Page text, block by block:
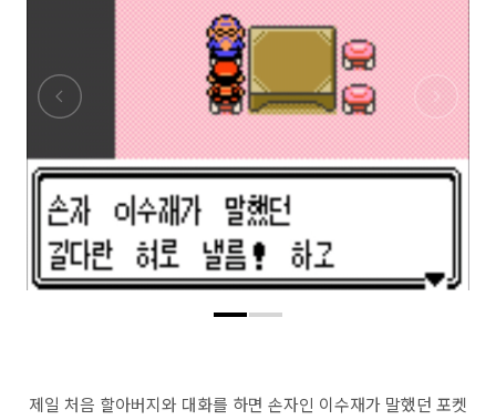
제일 처음 할아버지와 대화를 하면 손자인 이수재가 말했던 포켓